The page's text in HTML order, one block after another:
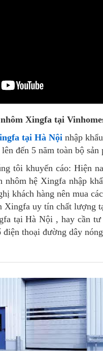
Xingfa tại
tại Hà Nộinhập
đến 5 năm toàn bộ sản
tôi khuyến cáo: Hiện
hệ Xingfa nhập
khách hàng nên mua
Xingfa uy tín chất lượng
tại Hà Nội , hay cần
thoại đường dây